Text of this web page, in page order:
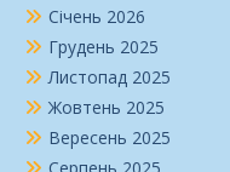
Січень 2026
Грудень 2025
Листопад 2025
Жовтень 2025
Вересень 2025
Серпень 2025